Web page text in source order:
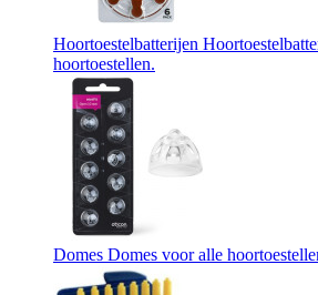
Hoortoestelbatterijen
hoortoestellen.
Domes Domes voor alle